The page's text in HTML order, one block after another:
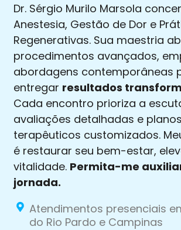
Dr. Sérgio Murilo Marsola
Anestesia, Gestão de Dor e
Regenerativas. Sua maestria
procedimentos avançados,
abordagens contemporâneas
entregar resultados
Cada encontro prioriza a
avaliações detalhadas e planos
terapêuticos customizados.
é restaurar seu bem-estar,
vitalidade. Permita-me
jornada.
Atendimentos presenciais
do Rio Pardo e Campinas